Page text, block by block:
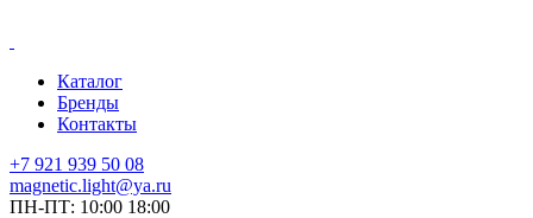
Каталог
Бренды
Контакты
+7 921 939 50 08
magnetic.light@ya.ru
ПН-ПТ: 10:00 18:00